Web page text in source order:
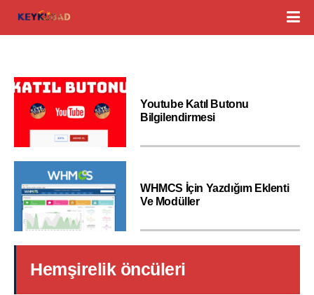
Youtube Katıl Butonu
Bilgilendirmesi
WHMCS İçin Yazdığım Eklenti
Ve Modüller
Hemşirelik öncüleri